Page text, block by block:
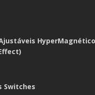
Switches